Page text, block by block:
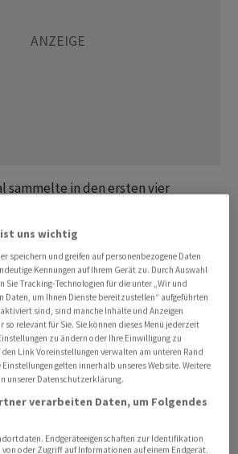
sammelte in ‌den ersten ⁠vier
Franken an neuem Geld ein,
‌mitteilte. Dies entspricht
von ‌6,0 Prozent und am ​oberen
Bandbreite von vier bis sechs
die Bank insbesondere in
dem Nahen Osten und der Region
des ‌Neugeldes und der positiven
kletterten die
Rekordwert von 190,2 Milliarden
uns wichtig
speichern und greifen auf personenbezogene Daten
Kennungen auf Ihrem Gerät zu. Durch Auswahl
Sie Tracking-Technologien für die unter „Wir und
Daten, um Ihnen Dienste bereitzustellen“ aufgeführten
sind, sind manche Inhalte und Anzeigen
so relevant für Sie. Sie können dieses Menü jederzeit
zu ändern oder Ihre Einwilligung zu
Link Voreinstellungen verwalten am unteren Rand
gelten innerhalb unseres Website. Weitere
unserer Datenschutzerklärung.
verarbeiten Daten, um Folgendes
Endgeräteeigenschaften zur Identifikation
oder Zugriff auf Informationen auf einem Endgerät.